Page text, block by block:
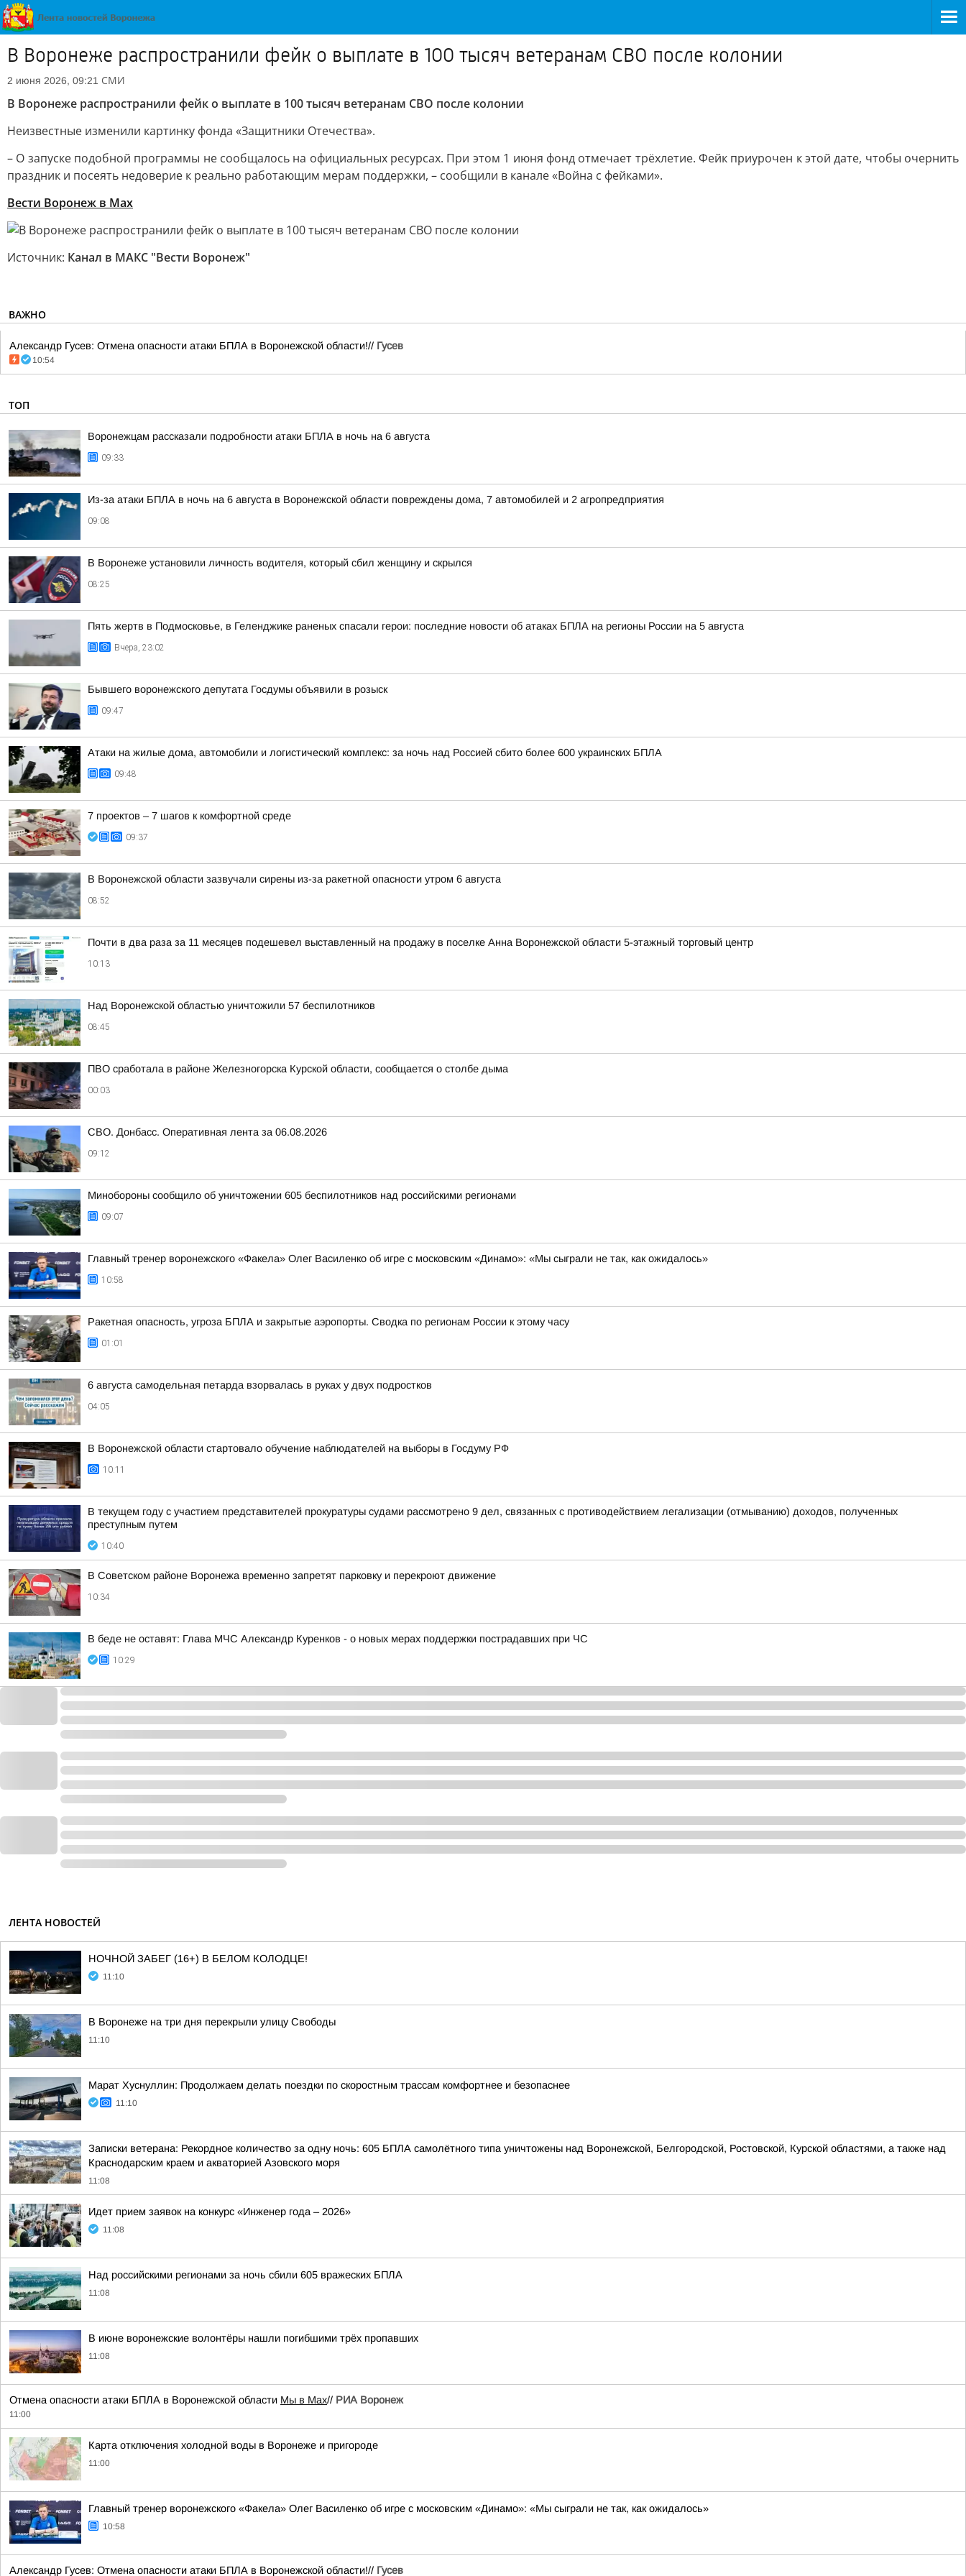
В Воронеже распространили фейк о выплате в 100 тысяч ветеранам СВО после колонии
2 июня 2026, 09:21 СМИ
В Воронеже распространили фейк о выплате в 100 тысяч ветеранам СВО после колонии
Неизвестные изменили картинку фонда «Защитники Отечества».
– О запуске подобной программы не сообщалось на официальных ресурсах. При этом 1 июня фонд отмечает трёхлетие. Фейк приурочен к этой дате, чтобы очернить
праздник и посеять недоверие к реально работающим мерам поддержки, – сообщили в канале «Война с фейками».
Вести Воронеж в Max
Источник: Канал в МАКС "Вести Воронеж"
ВАЖНО
Александр Гусев: Отмена опасности атаки БПЛА в Воронежской области!// Гусев
10:54
ТОП
Воронежцам рассказали подробности атаки БПЛА в ночь на 6 августа
09:33
Из-за атаки БПЛА в ночь на 6 августа в Воронежской области повреждены дома, 7 автомобилей и 2 агропредприятия
09:08
В Воронеже установили личность водителя, который сбил женщину и скрылся
08:25
Пять жертв в Подмосковье, в Геленджике раненых спасали герои: последние новости об атаках БПЛА на регионы России на 5 августа
Вчера, 23:02
Бывшего воронежского депутата Госдумы объявили в розыск
09:47
Атаки на жилые дома, автомобили и логистический комплекс: за ночь над Россией сбито более 600 украинских БПЛА
09:48
7 проектов – 7 шагов к комфортной среде
09:37
В Воронежской области зазвучали сирены из-за ракетной опасности утром 6 августа
08:52
Почти в два раза за 11 месяцев подешевел выставленный на продажу в поселке Анна Воронежской области 5-этажный торговый центр
10:13
Над Воронежской областью уничтожили 57 беспилотников
08:45
ПВО сработала в районе Железногорска Курской области, сообщается о столбе дыма
00:03
СВО. Донбасс. Оперативная лента за 06.08.2026
09:12
Минобороны сообщило об уничтожении 605 беспилотников над российскими регионами
09:07
Главный тренер воронежского «Факела» Олег Василенко об игре с московским «Динамо»: «Мы сыграли не так, как ожидалось»
10:58
Ракетная опасность, угроза БПЛА и закрытые аэропорты. Сводка по регионам России к этому часу
01:01
6 августа самодельная петарда взорвалась в руках у двух подростков
04:05
В Воронежской области стартовало обучение наблюдателей на выборы в Госдуму РФ
10:11
В текущем году с участием представителей прокуратуры судами рассмотрено 9 дел, связанных с противодействием легализации (отмыванию) доходов, полученных
преступным путем
10:40
В Советском районе Воронежа временно запретят парковку и перекроют движение
10:34
В беде не оставят: Глава МЧС Александр Куренков - о новых мерах поддержки пострадавших при ЧС
10:29
ЛЕНТА НОВОСТЕЙ
НОЧНОЙ ЗАБЕГ (16+) В БЕЛОМ КОЛОДЦЕ!
11:10
В Воронеже на три дня перекрыли улицу Свободы
11:10
Марат Хуснуллин: Продолжаем делать поездки по скоростным трассам комфортнее и безопаснее
11:10
Записки ветерана: Рекордное количество за одну ночь: 605 БПЛА самолётного типа уничтожены над Воронежской, Белгородской, Ростовской, Курской областями, а также над
Краснодарским краем и акваторией Азовского моря
11:08
Идет прием заявок на конкурс «Инженер года – 2026»
11:08
Над российскими регионами за ночь сбили 605 вражеских БПЛА
11:08
В июне воронежские волонтёры нашли погибшими трёх пропавших
11:08
Отмена опасности атаки БПЛА в Воронежской области Мы в Мах// РИА Воронеж
11:00
Карта отключения холодной воды в Воронеже и пригороде
11:00
Главный тренер воронежского «Факела» Олег Василенко об игре с московским «Динамо»: «Мы сыграли не так, как ожидалось»
10:58
Александр Гусев: Отмена опасности атаки БПЛА в Воронежской области!// Гусев